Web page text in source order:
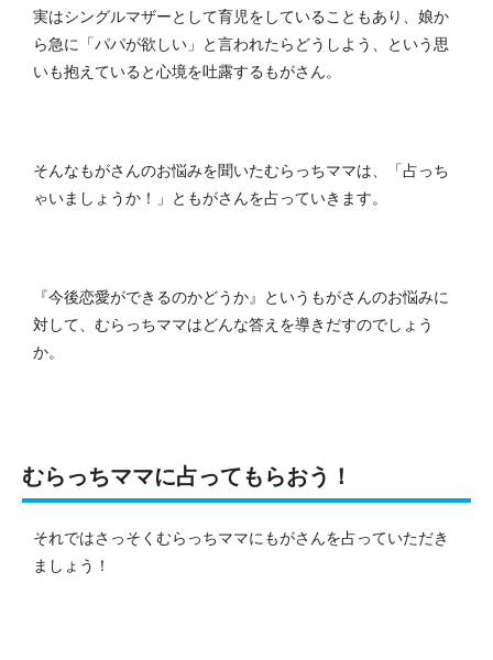
実はシングルマザーとして育児をしていることもあり、娘か
ら急に「パパが欲しい」と言われたらどうしよう、という思
いも抱えていると心境を吐露するもがさん。
そんなもがさんのお悩みを聞いたむらっちママは、「占っち
ゃいましょうか！」ともがさんを占っていきます。
『今後恋愛ができるのかどうか』というもがさんのお悩みに
対して、むらっちママはどんな答えを導きだすのでしょう
か。
むらっちママに占ってもらおう！
それではさっそくむらっちママにもがさんを占っていただき
ましょう！